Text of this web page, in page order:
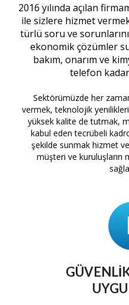
2016 yılında açılan
ile sizlere hizmet
türlü soru ve
ekonomik çözümler
bakım, onarım ve
telefon kadar
Sektörümüzde her
vermek, teknolojik
yüksek kalite de tutmak,
kabul eden tecrübeli
şekilde sunmak hizmet
müşteri ve kuruluşların